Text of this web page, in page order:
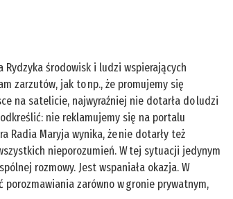
Rydzyka środowisk i ludzi wspierających
zarzutów, jak to np., że promujemy się
na satelicie, najwyraźniej nie dotarła do ludzi
nie reklamujemy się na portalu
Radia Maryja wynika, że nie dotarły też
nieporozumień. W tej sytuacji jedynym
rozmowy. Jest wspaniała okazja. W
porozmawiania zarówno w gronie prywatnym,